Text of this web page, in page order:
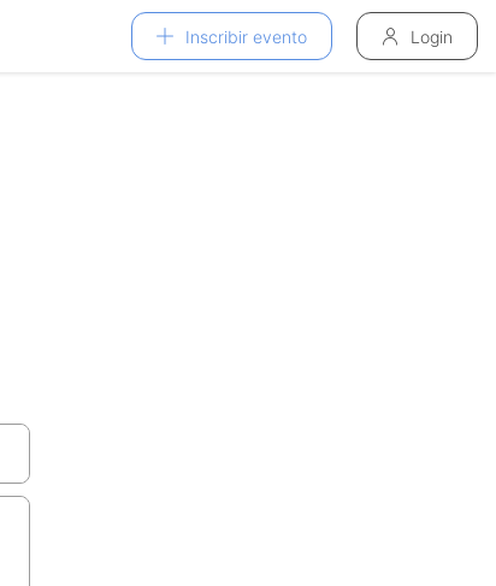
Inscribir evento Login